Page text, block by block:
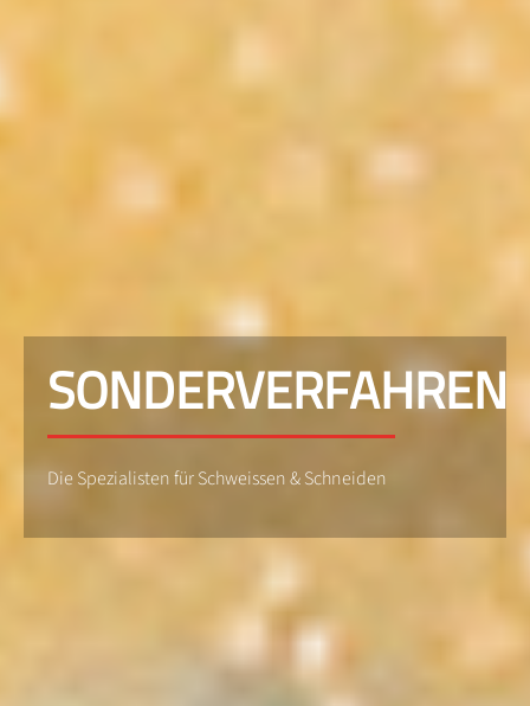
SONDERVERFAHREN
Die Spezialisten für Schweissen & Schneiden